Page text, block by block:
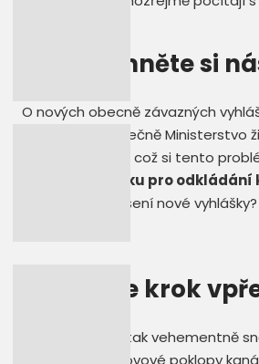
MŽP všimněte si
O nových obecně závazných
třeba si jich konečně
celorepublikově, což si tento
upravit vyhlášku pro
sankce za porušení nové
Udělejme krok
To, co se obce tak vehementně